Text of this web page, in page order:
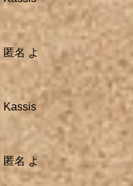
匿名 よ
Kassis
匿名 よ